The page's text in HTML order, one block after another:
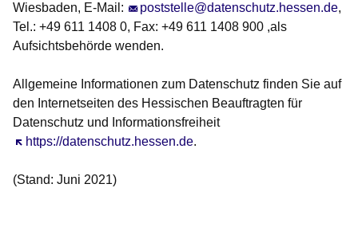
Wiesbaden, E-Mail:
poststelle@datenschutz.hessen.de,
Tel.: +49 611 1408 0, Fax: +49 611 1408 900 ,als
Aufsichtsbehörde wenden.
Allgemeine Informationen zum Datenschutz finden Sie auf
den Internetseiten des Hessischen Beauftragten für
Datenschutz und Informationsfreiheit
https://datenschutz.hessen.de
Öffnet sich in einem neuen Fenster
.
(Stand: Juni 2021)